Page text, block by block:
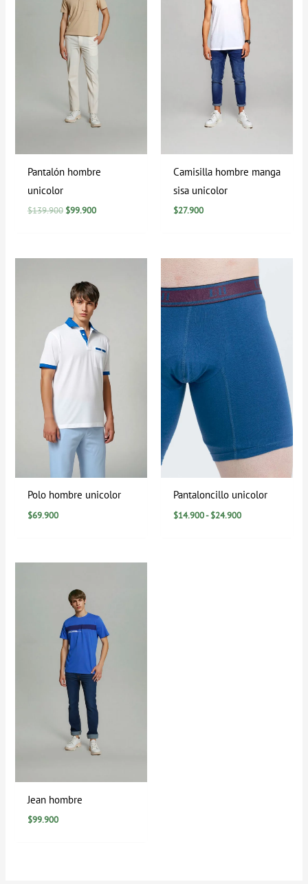
Pantalón hombre
unicolor
$139.900 $99.900
Camisilla hombre manga
sisa unicolor
$27.900
Polo hombre unicolor
$69.900
Pantaloncillo unicolor
$14.900- $24.900
de
precios:
desde
$14.900
hasta
$24.900
Jean hombre
$99.900